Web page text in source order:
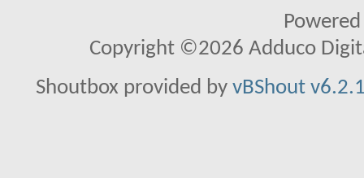
Copyright ©2026 Adduco
Shoutbox provided by vBShout